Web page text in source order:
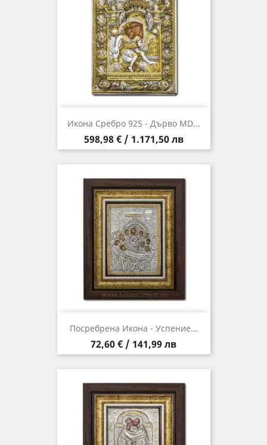
Икона Сребро 925 - Дърво MD...
Цена
598,98 € / 1.171,50 лв
Посребрена Икона - Успение...
Цена
72,60 € / 141,99 лв